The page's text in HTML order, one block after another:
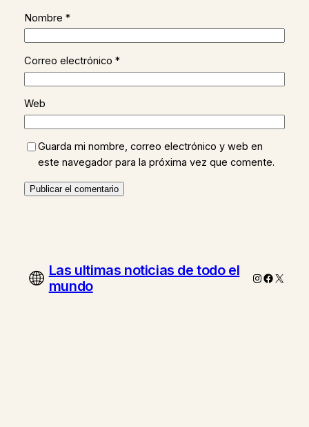
Nombre *
Correo electrónico *
Web
Guarda mi nombre, correo electrónico y web en
este navegador para la próxima vez que comente.
Las ultimas noticias de todo el
mundo
Instagram
X